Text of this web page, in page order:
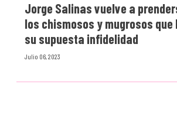
Jorge Salinas vuelve a
los chismosos y mugrosos que
su supuesta infidelidad
Julio 06, 2023